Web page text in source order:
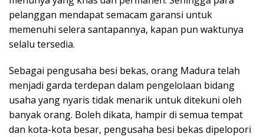
pelanggan mendapat semacam garansi untuk
memenuhi selera santapannya, kapan pun waktunya
selalu tersedia.
Sebagai pengusaha besi bekas, orang Madura telah
menjadi garda terdepan dalam pengelolaan bidang
usaha yang nyaris tidak menarik untuk ditekuni oleh
banyak orang. Boleh dikata, hampir di semua tempat
dan kota-kota besar, pengusaha besi bekas dipelopori